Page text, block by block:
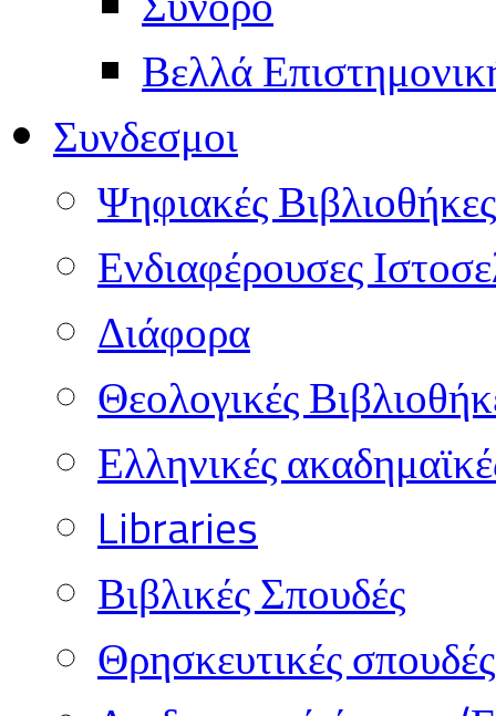
Βελλά
Συνδεσμοι
Ψηφιακές Βιβλιοθήκες
Ενδιαφέρουσες
Διάφορα
Θεολογικές
Ελληνικές
Libraries
Βιβλικές Σπουδές
Θρησκευτικές